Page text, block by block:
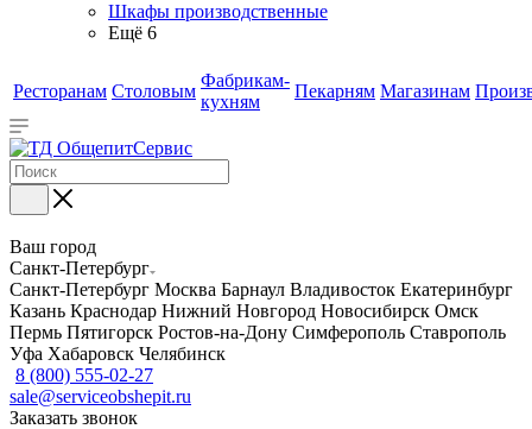
Шкафы производственные
Ещё 6
Ресторанам Столовым
Фабрикам-
кухням
Пекарням Магазинам
Ваш город
Санкт-Петербург
Санкт-Петербург Москва Барнаул Владивосток Екатеринбург
Казань Краснодар Нижний Новгород Новосибирск Омск
Пермь Пятигорск Ростов-на-Дону Симферополь Ставрополь
Уфа Хабаровск Челябинск
8 (800) 555-02-27
sale@serviceobshepit.ru
Заказать звонок